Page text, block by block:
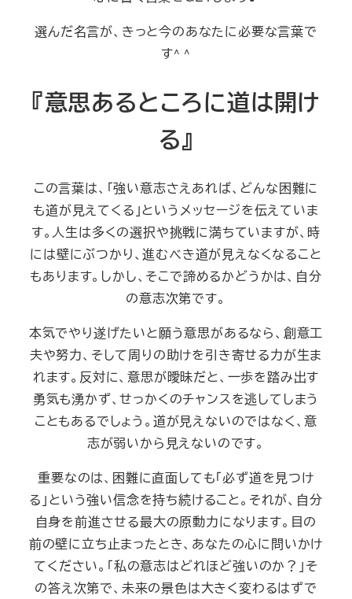
選んだ名言が、きっと今のあなたに必要な言葉で
す^ ^
『意思あるところに道は開け
る』
この言葉は、「強い意志さえあれば、どんな困難に
も道が見えてくる」というメッセージを伝えていま
す。人生は多くの選択や挑戦に満ちていますが、時
には壁にぶつかり、進むべき道が見えなくなること
もあります。しかし、そこで諦めるかどうかは、自分
の意志次第です。
本気でやり遂げたいと願う意思があるなら、創意工
夫や努力、そして周りの助けを引き寄せる力が生ま
れます。反対に、意思が曖昧だと、一歩を踏み出す
勇気も湧かず、せっかくのチャンスを逃してしまう
こともあるでしょう。道が見えないのではなく、意
志が弱いから見えないのです。
重要なのは、困難に直面しても「必ず道を見つけ
る」という強い信念を持ち続けること。それが、自分
自身を前進させる最大の原動力になります。目の
前の壁に立ち止まったとき、あなたの心に問いかけ
てください。「私の意志はどれほど強いのか？」そ
の答え次第で、未来の景色は大きく変わるはずで